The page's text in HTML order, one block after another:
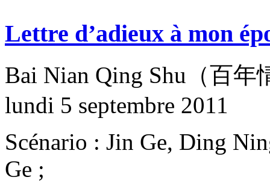
Lettre d’adieux à mon
Bai Nian Qing Shu（百年
lundi 5 septembre 2011
Scénario : Jin Ge, Ding
Ge ;